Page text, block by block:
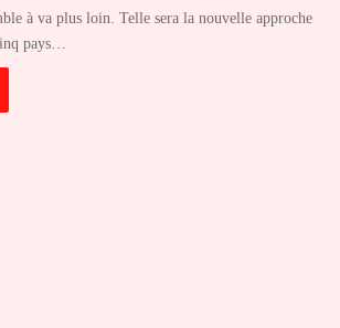
à va plus loin. Telle sera la nouvelle approche
pays…